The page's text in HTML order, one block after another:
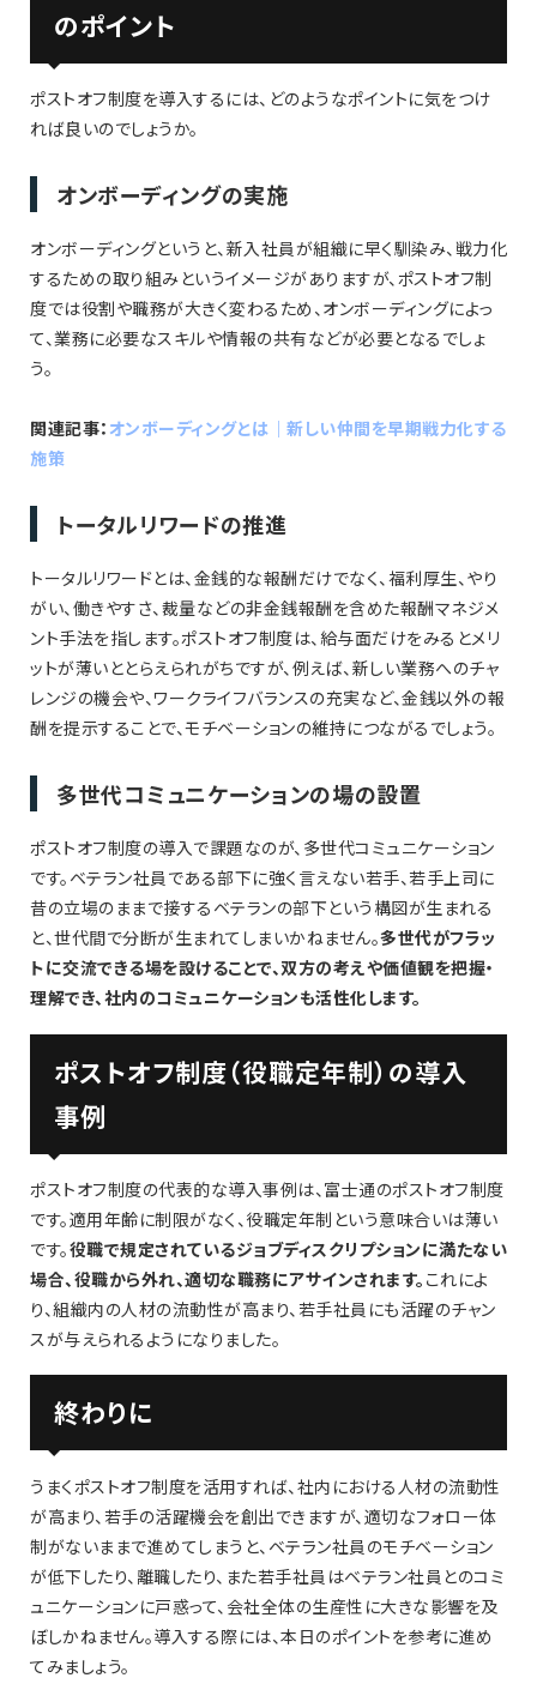
のポイント
ポストオフ制度を導入するには、どのようなポイントに気をつけ
れば良いのでしょうか。
オンボーディングの実施
オンボーディングというと、新入社員が組織に早く馴染み、戦力化
するための取り組みというイメージがありますが、ポストオフ制
度では役割や職務が大きく変わるため、オンボーディングによっ
て、業務に必要なスキルや情報の共有などが必要となるでしょ
う。
関連記事： オンボーディングとは｜新しい仲間を早期戦力化する
施策
トータルリワードの推進
トータルリワードとは、金銭的な報酬だけでなく、福利厚生、やり
がい、働きやすさ、裁量などの非金銭報酬を含めた報酬マネジメ
ント手法を指します。ポストオフ制度は、給与面だけをみるとメリ
ットが薄いととらえられがちですが、例えば、新しい業務へのチャ
レンジの機会や、ワークライフバランスの充実など、金銭以外の報
酬を提示することで、モチベーションの維持につながるでしょう。
多世代コミュニケーションの場の設置
ポストオフ制度の導入で課題なのが、多世代コミュニケーション
です。ベテラン社員である部下に強く言えない若手、若手上司に
昔の立場のままで接するベテランの部下という構図が生まれる
と、世代間で分断が生まれてしまいかねません。多世代がフラッ
トに交流できる場を設けることで、双方の考えや価値観を把握・
理解でき、社内のコミュニケーションも活性化します。
ポストオフ制度（役職定年制）の導入
事例
ポストオフ制度の代表的な導入事例は、富士通のポストオフ制度
です。適用年齢に制限がなく、役職定年制という意味合いは薄い
です。役職で規定されているジョブディスクリプションに満たない
場合、役職から外れ、適切な職務にアサインされます。 これによ
り、組織内の人材の流動性が高まり、若手社員にも活躍のチャン
スが与えられるようになりました。
終わりに
うまくポストオフ制度を活用すれば、社内における人材の流動性
が高まり、若手の活躍機会を創出できますが、適切なフォロー体
制がないままで進めてしまうと、ベテラン社員のモチベーション
が低下したり、離職したり、また若手社員はベテラン社員とのコミ
ュニケーションに戸惑って、会社全体の生産性に大きな影響を及
ぼしかねません。導入する際には、本日のポイントを参考に進め
てみましょう。